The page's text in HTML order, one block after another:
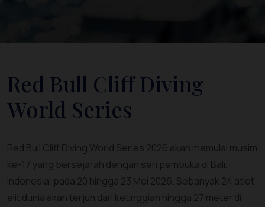
Red Bull Cliff Diving
World Series
Red Bull Cliff Diving World Series 2026 akan memulai musim
ke-17 yang bersejarah dengan seri pembuka di Bali,
Indonesia, pada 20 hingga 23 Mei 2026. Sebanyak 24 atlet
elit dunia akan terjun dari ketinggian hingga 27 meter di